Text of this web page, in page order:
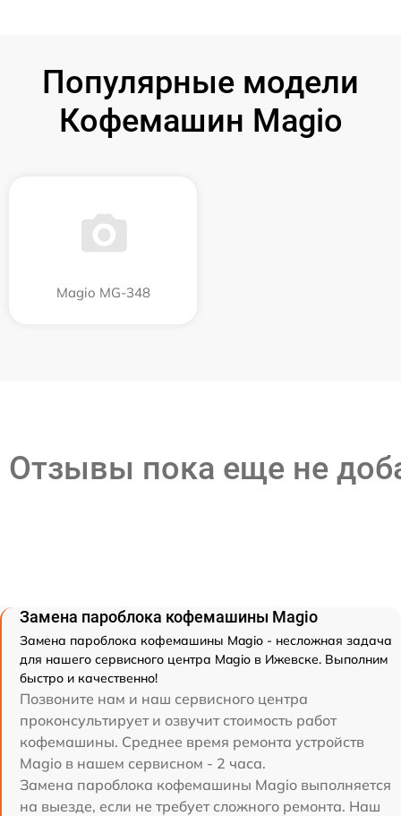
Популярные модели
Кофемашин Magio
Magio MG-348
Отзывы пока еще не
Замена пароблока кофемашины Magio
Замена пароблока кофемашины Magio - несложная задача
для нашего сервисного центра Magio в Ижевске. Выполним
быстро и качественно!
Позвоните нам и наш сервисного центра
проконсультирует и озвучит стоимость работ
кофемашины. Среднее время ремонта устройств
Magio в нашем сервисном - 2 часа.
Замена пароблока кофемашины Magio выполняется
на выезде, если не требует сложного ремонта. Наш